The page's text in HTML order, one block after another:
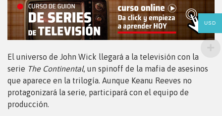
El universo de John Wick llegará a la televisión con la
serie The Continental, un spinoff de la mafia de asesinos
que aparece en la trilogía. Aunque Keanu Reeves no
protagonizará la serie, participará con el equipo de
producción.
USD